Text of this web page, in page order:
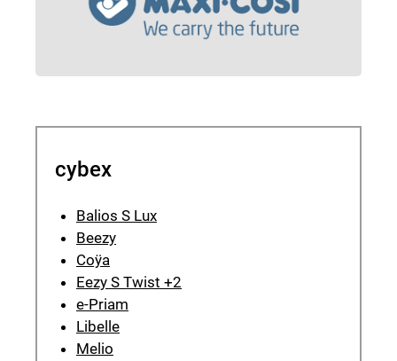
cybex
Balios S Lux
Beezy
Coÿa
Eezy S Twist +2
e-Priam
Libelle
Melio